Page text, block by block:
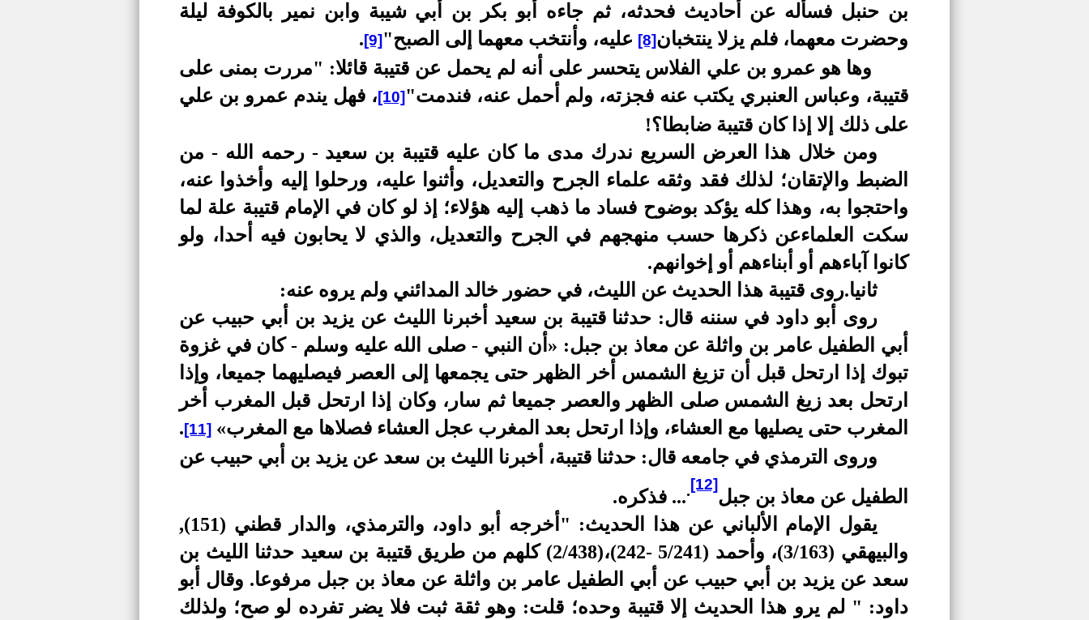
بن حنبل فسأله عن أحاديث فحدثه، ثم جاءه أبو بكر بن أبي شيبة وابن نمير بالكوفة ليلة
وحضرت معهما، فلم يزلا ينتخبان[8] عليه، وأنتخب معهما إلى الصبح" [9]
.
وها هو عمرو بن علي الفلاس يتحسر على أنه لم يحمل عن قتيبة قائلا: "مررت بمنى على
قتيبة، وعباس العنبري يكتب عنه فجزته، ولم أحمل عنه، فندمت"[10]، فهل يندم عمرو بن علي
على ذلك إلا إذا كان قتيبة ضابطا؟!
ومن خلال هذا العرض السريع ندرك مدى ما كان عليه قتيبة بن سعيد - رحمه الله - من
الضبط والإتقان؛ لذلك فقد وثقه علماء الجرح والتعديل، وأثنوا عليه، ورحلوا إليه وأخذوا عنه،
واحتجوا به، وهذا كله يؤكد بوضوح فساد ما ذهب إليه هؤلاء؛ إذ لو كان في الإمام قتيبة علة لما
سكت العلماءعن ذكرها حسب منهجهم في الجرح والتعديل، والذي لا يحابون فيه أحدا، ولو
كانوا آباءهم أو أبناءهم أو إخوانهم.
ثانيا.روى قتيبة هذا الحديث عن الليث، في حضور خالد المدائني ولم يروه عنه:
روى أبو داود في سننه قال: حدثنا قتيبة بن سعيد أخبرنا الليث عن يزيد بن أبي حبيب عن
أبي الطفيل عامر بن واثلة عن معاذ بن جبل: «أن النبي - صلى الله عليه وسلم - كان في غزوة
تبوك إذا ارتحل قبل أن تزيغ الشمس أخر الظهر حتى يجمعها إلى العصر فيصليهما جميعا، وإذا
ارتحل بعد زيغ الشمس صلى الظهر والعصر جميعا ثم سار، وكان إذا ارتحل قبل المغرب أخر
المغرب حتى يصليها مع العشاء، وإذا ارتحل بعد المغرب عجل العشاء فصلاها مع المغرب» [11]
.
وروى الترمذي في جامعه قال: حدثنا قتيبة، أخبرنا الليث بن سعد عن يزيد بن أبي حبيب عن
الطفيل عن معاذ بن جبل
[12]
.... فذكره.
يقول الإمام الألباني عن هذا الحديث: "أخرجه أبو داود، والترمذي، والدار قطني (151),
والبيهقي (3/163)، وأحمد (5/241 -242)،(2/438) كلهم من طريق قتيبة بن سعيد حدثنا الليث بن
سعد عن يزيد بن أبي حبيب عن أبي الطفيل عامر بن واثلة عن معاذ بن جبل مرفوعا. وقال أبو
داود: " لم يرو هذا الحديث إلا قتيبة وحده؛ قلت: وهو ثقة ثبت فلا يضر تفرده لو صح؛ ولذلك